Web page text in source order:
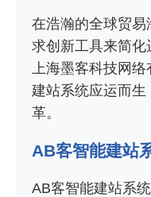
在浩瀚的全球贸
求创新工具来简化
上海墨客科技网络
建站系统应运而
革。
AB客智能建站
AB客智能建站系